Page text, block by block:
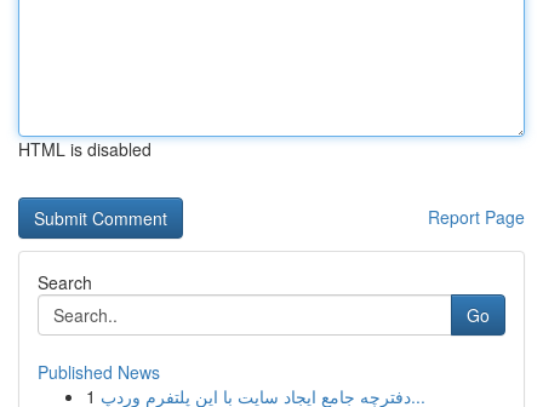
HTML is disabled
Report Page
Search
Go
Published News
1
دفترچه جامع ایجاد سایت با این پلتفرم وردپ...